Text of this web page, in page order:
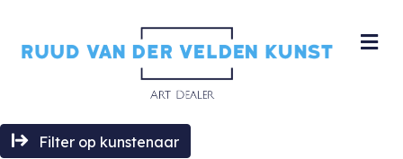
Filter op kunstenaar